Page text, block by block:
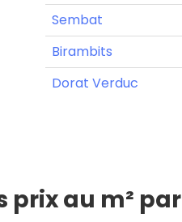
Sembat
Birambits
Dorat Verduc
prix au m² par